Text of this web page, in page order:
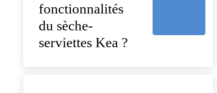
fonctionnalités
du sèche-
serviettes Kea ?